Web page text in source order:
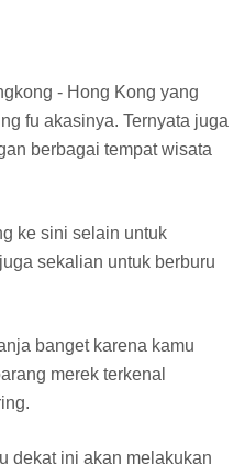
- Hong Kong yang
fu akasinya. Ternyata juga
berbagai tempat wisata
ke sini selain untuk
sekalian untuk berburu
banget karena kamu
merek terkenal
dekat ini akan melakukan